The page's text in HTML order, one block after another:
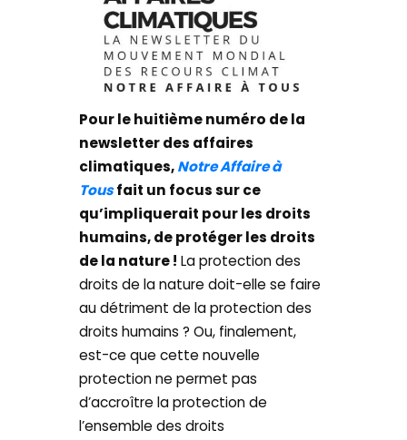
Pour le huitième numéro de la
newsletter des affaires
climatiques,Notre Affaire à
Tousfait un focus sur ce
qu’impliquerait pour les droits
humains, de protéger les droits
de la nature ! La protection des
droits de la nature doit-elle se faire
au détriment de la protection des
droits humains ? Ou, finalement,
est-ce que cette nouvelle
protection ne permet pas
d’accroître la protection de
l’ensemble des droits